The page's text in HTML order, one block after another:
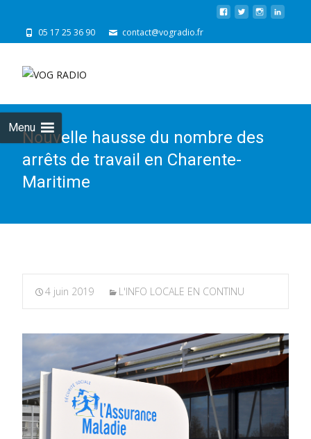
05 17 25 36 90 contact@vogradio.fr
Menu
Nouvelle hausse du nombre des
arrêts de travail en Charente-
Maritime
4 juin 2019 L'INFO LOCALE EN CONTINU